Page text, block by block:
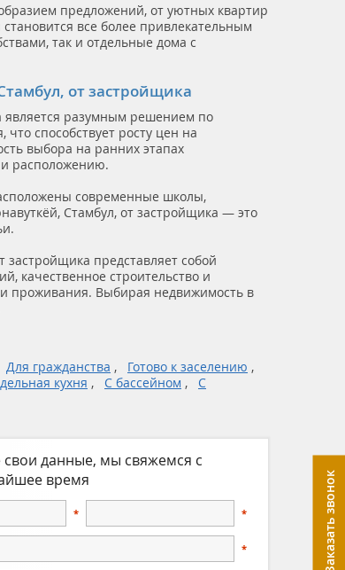
предложений, от уютных квартир
все более привлекательным
так и отдельные дома с
от застройщика
является разумным решением по
способствует росту цен на
выбора на ранних этапах
и расположению.
современные школы,
Стамбул, от застройщика — это
застройщика представляет собой
качественное строительство и
проживания. Выбирая недвижимость в
Для гражданства
Готово к заселению
кухня С бассейном
С
свои данные, мы свяжемся с
время
Заказать звонок